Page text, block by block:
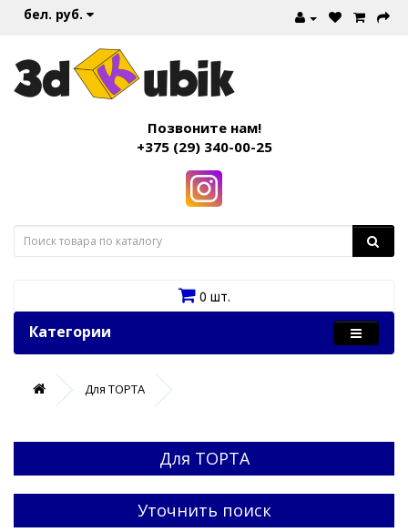
бел. руб.
Позвоните нам!
+375 (29) 340-00-25
0 шт.
Категории
Для ТОРТА
Для ТОРТА
Уточнить поиск